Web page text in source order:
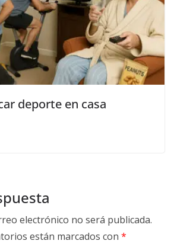
deporte en casa
electrónico no será publicada.
están marcados con *